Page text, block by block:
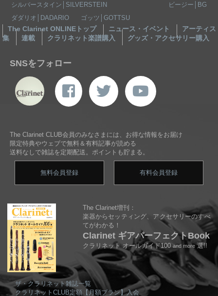
シルバースタイン│SILVERSTEIN
ビージー│BG
ダダリオ│DADARIO
ゴッツ│GOTTSU
The Clarinet ONLINEトップ ニュース・イベント
アーティ
集
連載 クラリネット楽譜購入 グッズ・アクセサリー購入
SNSをフォロー
The Clarinet CLUB会員のみなさまには、お得な情報をお届け
限定特典やウェブで無料＆有料記事が読める
送料なしで雑誌を定期配送。ポイントも貯まる。
無料会員登録 有料会員登録
The Clarinet増刊：
楽器からセッティング、アクセサリーのすべ
てがわかる！
Clarinet ギアパーフェクトBook
クラリネット オールガイド100 and more選!!
ザ・クラリネット雑誌一覧
クラリネットCLUB定額【月額プラン】入会